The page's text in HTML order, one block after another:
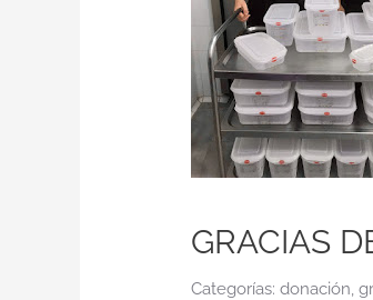
GRACIAS
Categorías: donación,